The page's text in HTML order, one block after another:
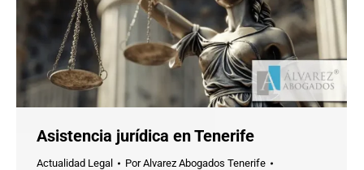
Asistencia jurídica en Tenerife
Actualidad Legal PorAlvarez Abogados Tenerife